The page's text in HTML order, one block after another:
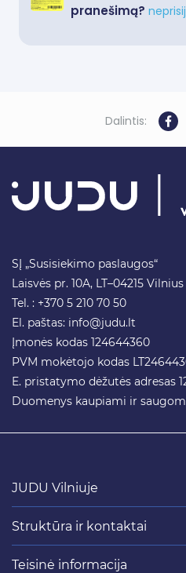
pranešimą?
Dalintis:
SĮ „Susisiekimo paslaugos“
Laisvės pr. 10A, LT–04215 Vilnius
Tel. : +370 5 210 70 50
El. paštas: info@judu.lt
Įmonės kodas 124644360
PVM mokėtojo kodas
E. pristatymo dėžutės adresas
Duomenys kaupiami ir
JUDU Vilniuje
Struktūra ir kontaktai
Teisinė informacija